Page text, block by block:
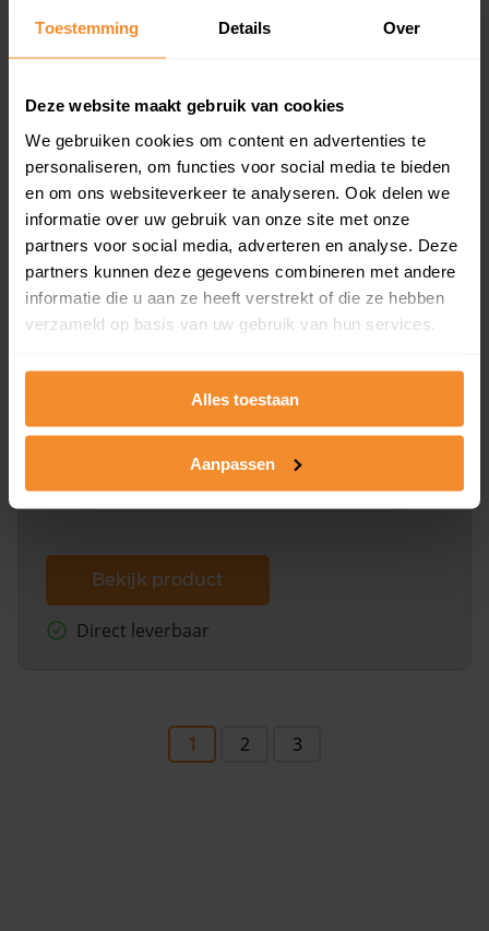
Toestemming Details Over
Deze website maakt gebruik van cookies
We gebruiken cookies om content en advertenties te
personaliseren, om functies voor social media te bieden
en om ons websiteverkeer te analyseren. Ook delen we
informatie over uw gebruik van onze site met onze
partners voor social media, adverteren en analyse. Deze
partners kunnen deze gegevens combineren met andere
informatie die u aan ze heeft verstrekt of die ze hebben
verzameld op basis van uw gebruik van hun services.
Alles toestaan
Aanpassen
Een overzicht van alle verkochte woningen (koopsom
en koopdatum) binnen een postcodegebied. Dit
Bekijk product
Direct leverbaar
Een uitgebreid overzicht van het perceel en
dit inclusief de luchtfoto!
Bekijk product
Direct leverbaar
1 2 3